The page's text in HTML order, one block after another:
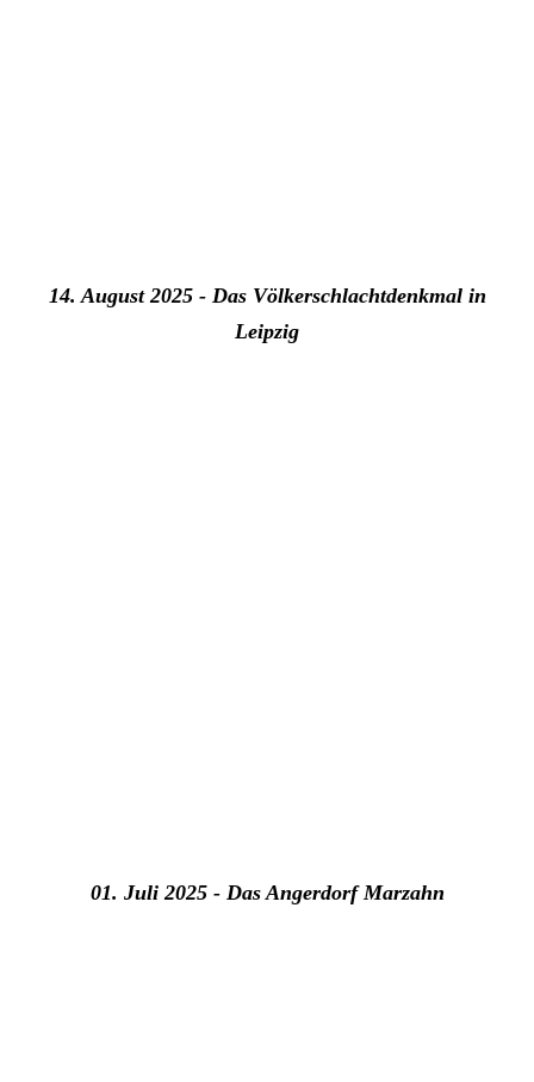
14. August 2025 - Das Völkerschlachtdenkmal in
Leipzig
01. Juli 2025 - Das Angerdorf Marzahn